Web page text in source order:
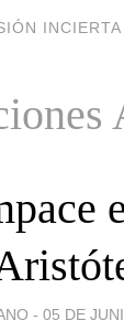
INCIERTA
- 05 DE